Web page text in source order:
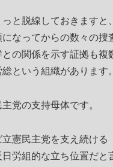
と脱線しておきますと、
なってからの数々の捜
の関係を示す証拠も複
という組織があります。
党の支持母体です。
立憲民主党を支え続ける
日労組的な立ち位置だと